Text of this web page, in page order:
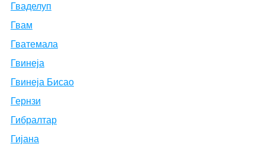
Гваделуп
Гвам
Гватемала
Гвинеја
Гвинеја Бисао
Гернзи
Гибралтар
Гијана